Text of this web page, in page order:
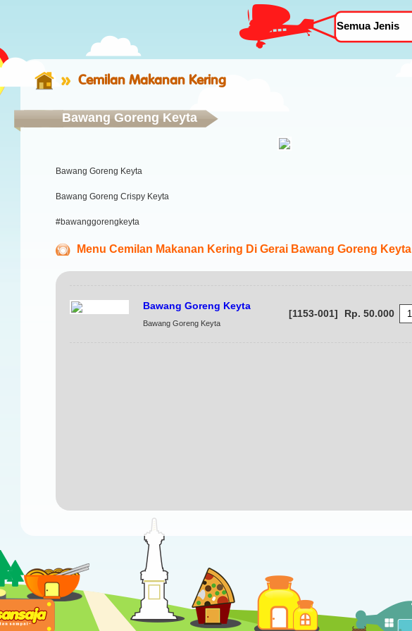
Cemilan Makanan Kering
Bawang Goreng Keyta
Bawang Goreng Keyta
Bawang Goreng Crispy Keyta
#bawanggorengkeyta
Menu Cemilan Makanan Kering Di Gerai Bawang Goreng Keyta
Bawang Goreng Keyta
Bawang Goreng Keyta
[1153-001] Rp. 50.000